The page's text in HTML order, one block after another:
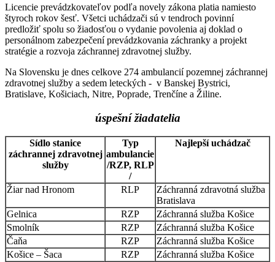
Licencie prevádzkovateľov podľa novely zákona platia namiesto
štyroch rokov šesť. Všetci uchádzači sú v tendroch povinní
predložiť spolu so žiadosťou o vydanie povolenia aj doklad o
personálnom zabezpečení prevádzkovania záchranky a projekt
stratégie a rozvoja záchrannej zdravotnej služby.
Na Slovensku je dnes celkove 274 ambulancií pozemnej záchrannej
zdravotnej služby a sedem leteckých - v Banskej Bystrici,
Bratislave, Košiciach, Nitre, Poprade, Trenčíne a Žiline.
úspešní žiadatelia
Sídlo stanice
záchrannej zdravotnej
služby
Typ
ambulancie
/RZP, RLP
/
Najlepší uchádzač
Žiar nad Hronom RLP
Záchranná zdravotná služba
Bratislava
Gelnica
RZP
Záchranná služba Košice
Smolník
RZP
Záchranná služba Košice
Čaňa
RZP
Záchranná služba Košice
Košice – Šaca
RZP
Záchranná služba Košice